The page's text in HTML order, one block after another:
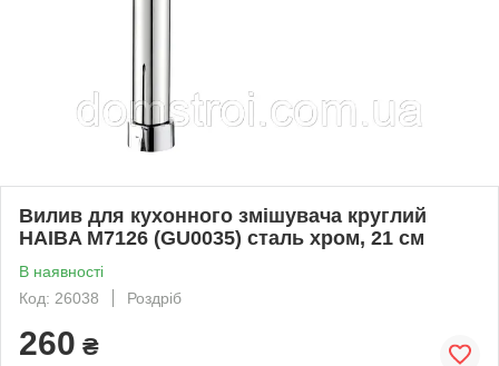
Вилив для кухонного змішувача круглий
HAIBA M7126 (GU0035) сталь хром, 21 см
В наявності
Код: 26038
Роздріб
260 ₴